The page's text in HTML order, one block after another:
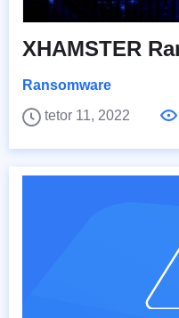
XHAMSTER
Ransomware
tetor 11, 2022